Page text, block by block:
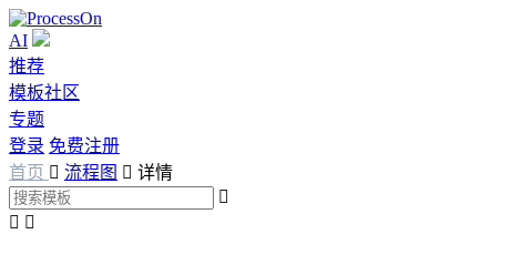
AI
推荐
模板社区
专题
登录 免费注册
首页  流程图  详情

 